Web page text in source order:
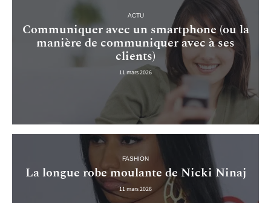
ACTU
Communiquer avec un smartphone (ou la
manière de communiquer avec à ses
clients)
11 mars 2026
FASHION
La longue robe moulante de Nicki Ninaj
11 mars 2026